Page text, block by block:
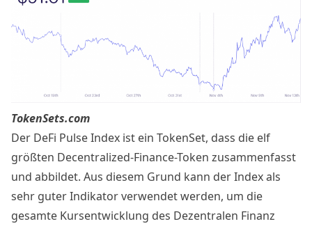
TokenSets.com
Der DeFi Pulse Index ist ein TokenSet, dass die elf
größten Decentralized-Finance-Token zusammenfasst
und abbildet. Aus diesem Grund kann der Index als
sehr guter Indikator verwendet werden, um die
gesamte Kursentwicklung des Dezentralen Finanz